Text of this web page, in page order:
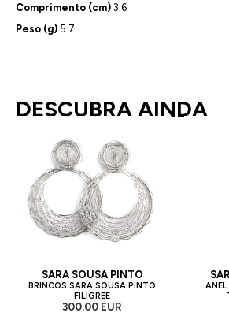
Comprimento (cm) 3.6
Peso (g) 5.7
DESCUBRA AINDA
SARA SOUSA PINTO
BRINCOS SARA SOUSA PINTO
FILIGREE
300.00 EUR